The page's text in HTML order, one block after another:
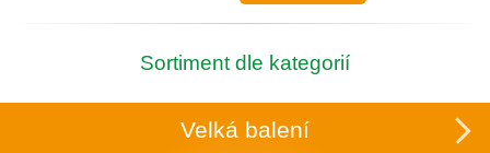
rozehřát a koření na něm zlehka opražit, aby se rozvonělo a
následně přidat směs k těstovinám.
v obchodě.
Uchovávejte v suchu a temnu.
Sortiment dle kategorií
Velká balení